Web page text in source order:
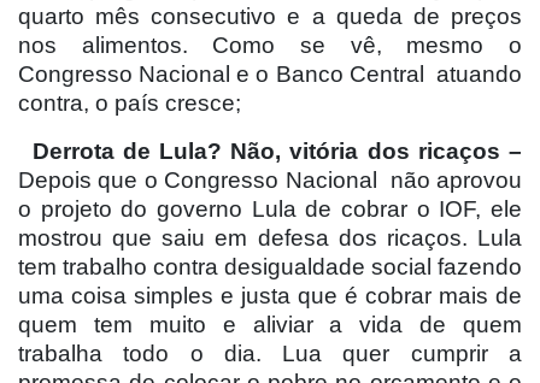
quarto mês consecutivo e a queda de preços
nos alimentos. Como se vê, mesmo o
Congresso Nacional e o Banco Central
atuando
contra, o país cresce;
Derrota de Lula? Não, vitória dos ricaços –
Depois que o Congresso Nacional
não aprovou
o projeto do governo Lula de cobrar o IOF, ele
mostrou que saiu em defesa dos ricaços. Lula
tem trabalho contra desigualdade social fazendo
uma coisa simples e justa que é cobrar mais de
quem tem muito e aliviar a vida de quem
trabalha todo o dia. Lua quer cumprir a